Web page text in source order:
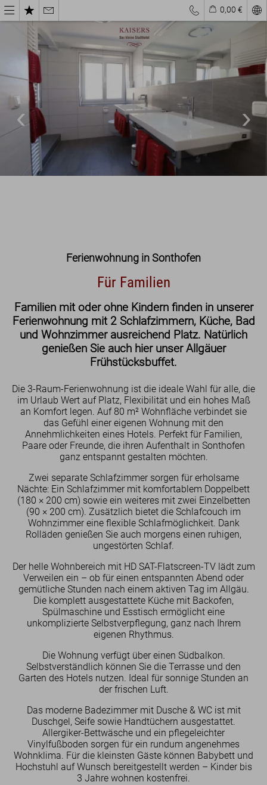
0,00 €
Lage
Sauna
Bewertungen
Nachhaltigkeit
Geschenk-Gutscheine
Zimmer
für Geschäftsreisende
Ferienwohnung in Sonthofen
Für Familien
Familien mit oder ohne Kindern finden in unserer
Ferienwohnung mit 2 Schlafzimmern, Küche, Bad
und Wohnzimmer ausreichend Platz. Natürlich
genießen Sie auch hier unser Allgäuer
Frühstücksbuffet.
Die 3-Raum-Ferienwohnung ist die ideale Wahl für alle, die
im Urlaub Wert auf Platz, Flexibilität und ein hohes Maß
an Komfort legen. Auf 80 m² Wohnfläche verbindet sie
das Gefühl einer eigenen Wohnung mit den
Annehmlichkeiten eines Hotels. Perfekt für Familien,
Paare oder Freunde, die ihren Aufenthalt in Sonthofen
ganz entspannt gestalten möchten.
Zwei separate Schlafzimmer sorgen für erholsame
Nächte: Ein Schlafzimmer mit komfortablem Doppelbett
(180 × 200 cm) sowie ein weiteres mit zwei Einzelbetten
(90 × 200 cm). Zusätzlich bietet die Schlafcouch im
Wohnzimmer eine flexible Schlafmöglichkeit. Dank
Rolläden genießen Sie auch morgens einen ruhigen,
ungestörten Schlaf.
Der helle Wohnbereich mit HD SAT-Flatscreen-TV lädt zum
Verweilen ein – ob für einen entspannten Abend oder
gemütliche Stunden nach einem aktiven Tag im Allgäu.
Die komplett ausgestattete Küche mit Backofen,
Spülmaschine und Esstisch ermöglicht eine
unkomplizierte Selbstverpflegung, ganz nach Ihrem
eigenen Rhythmus.
Die Wohnung verfügt über einen Südbalkon.
Selbstverständlich können Sie die Terrasse und den
Garten des Hotels nutzen. Ideal für sonnige Stunden an
der frischen Luft.
Das moderne Badezimmer mit Dusche & WC ist mit
Duschgel, Seife sowie Handtüchern ausgestattet.
Allergiker-Bettwäsche und ein pflegeleichter
Vinylfußboden sorgen für ein rundum angenehmes
Wohnklima. Für die kleinsten Gäste können Babybett und
Hochstuhl auf Wunsch bereitgestellt werden – Kinder bis
3 Jahre wohnen kostenfrei.